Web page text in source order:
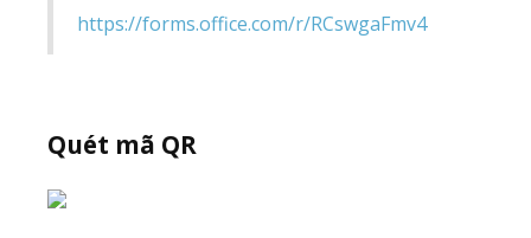
https://forms.office.com/r/RCswgaFmv4
Quét mã QR